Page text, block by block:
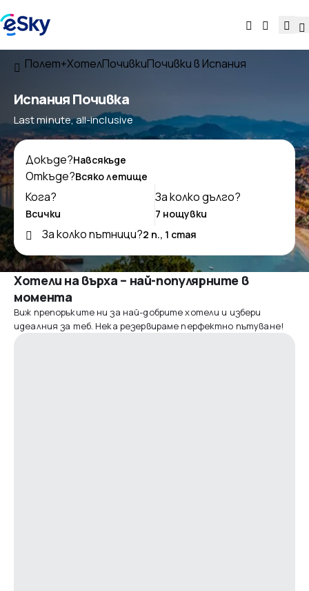
Полет+ХотелПочивкиПочивки в Испания
Испания Почивка
Last minute, all-inclusive
Докъде?
Откъде?
Кога?
За колко дълго?
За колко пътници?
Хотели на върха – най-популярните в
момента
Виж препоръките ни за най-добрите хотели и избери
идеалния за теб. Нека резервираме перфектно пътуване!